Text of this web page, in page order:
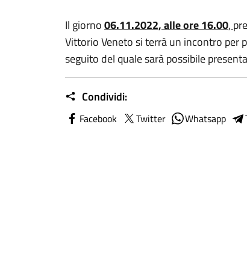
Il giorno06.11.2022, alle ore 16.00,
Vittorio Veneto si terrà un incontro per
seguito del quale sarà possibile
Condividi:
Facebook Twitter Whatsapp